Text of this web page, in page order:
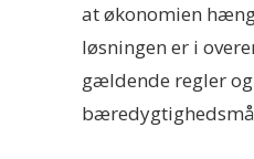
at økonomien
løsningen er i
gældende regler og